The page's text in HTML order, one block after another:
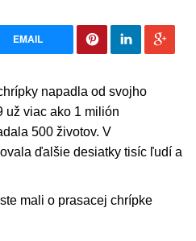
EMAIL
napadla od svojho
už viac ako 1 milión
500 životov. V
ďalšie desiatky tisíc ľudí a
mali o prasacej chrípke